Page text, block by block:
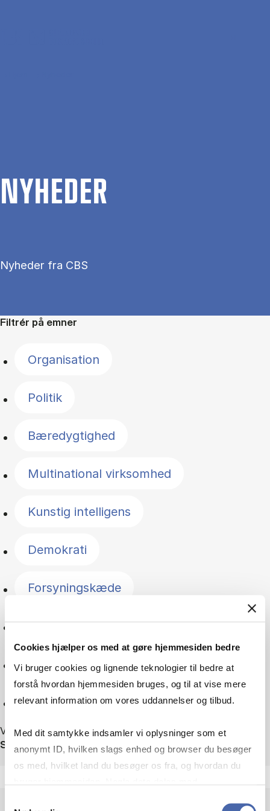
Cookies hjælper os med at gøre hjemmesiden bedre
Vi bruger cookies og lignende teknologier til bedre at
forstå hvordan hjemmesiden bruges, og til at vise mere
relevant information om vores uddannelser og tilbud.
Med dit samtykke indsamler vi oplysninger som et
anonymt ID, hvilken slags enhed og browser du besøger
os med, hvilket land du besøger os fra, og hvordan du
NYHE­DER
Nyheder fra CBS
Filtrér på emner
Organisation
Politik
Bæredygtighed
Multinational virksomhed
Kunstig intelligens
Demokrati
Forsyningskæde
Geopolitik
Grøn omstilling
Nulstil
Viser 75 ud af 75 nyheder
Sortér efter